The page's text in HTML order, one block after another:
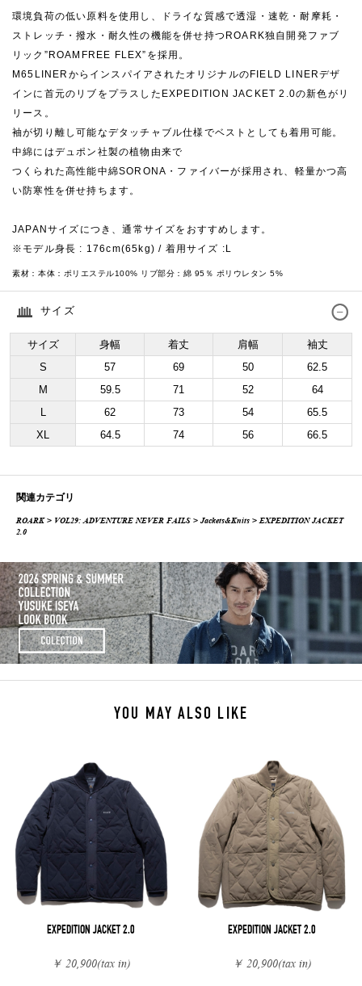
環境負荷の低い原料を使用し、ドライな質感で透湿・速乾・耐摩耗・
ストレッチ・撥水・耐久性の機能を併せ持つROARK独自開発ファブ
リック”ROAMFREE FLEX”を採用。
M65LINERからインスパイアされたオリジナルのFIELD LINERデザ
インに首元のリブをプラスしたEXPEDITION JACKET 2.0の新色がリ
リース。
袖が切り離し可能なデタッチャブル仕様でベストとしても着用可能。
中綿にはデュポン社製の植物由来で
つくられた高性能中綿SORONA・ファイバーが採用され、軽量かつ高
い防寒性を併せ持ちます。
JAPANサイズにつき、通常サイズをおすすめします。
※モデル身長 : 176cm(65kg) / 着用サイズ :L
素材： 本体：ポリエステル100% リブ部分：綿 95％ ポリウレタン 5%
サイズ
サイズ 身幅 着丈 肩幅
袖丈
S
57 69 50
62.5
M
59.5 71 52
64
L
62 73 54
65.5
XL
64.5 74 56 66.5
関連カテゴリ
ROARK> VOL29: ADVENTURE NEVER FAILS > Jackets&Knits > EXPEDITION JACKET
2.0
YOU MAY ALSO LIKE
EXPEDITION JACKET 2.0
￥ 20,900(tax in)
EXPEDITION JACKET 2.0
￥ 20,900(tax in)